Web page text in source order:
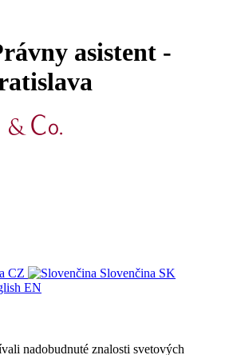
asistent -
CZ Slovenčina SK
EN
nadobudnuté znalosti svetových